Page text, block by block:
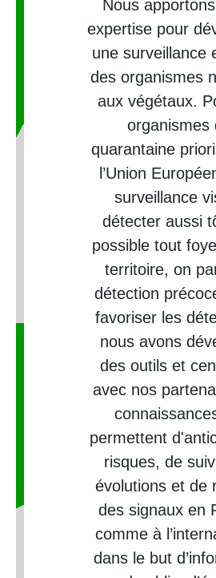
Nous
expertise pour
une surveillance
des organismes
aux végétaux.
organismes
quarantaine
l’Union
surveillance
détecter aussi
possible tout
territoire, on
détection
favoriser les
nous avons
des outils et
avec nos
permettent
risques, de
évolutions et de
des signaux en
comme à
dans le but